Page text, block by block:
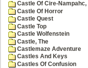
Castle Of Cire-Nampahc,
Castle Of Horror
Castle Quest
Castle Top
Castle Wolfenstein
Castle, The
Castlemaze Adventure
Castles And Keys
Castles Of Confusion